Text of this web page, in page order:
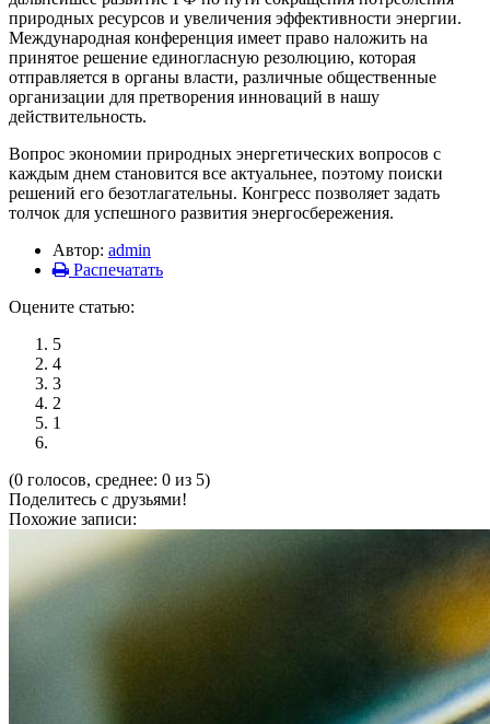
природных ресурсов и увеличения эффективности энергии.
Международная конференция имеет право наложить на
принятое решение единогласную резолюцию, которая
отправляется в органы власти, различные общественные
организации для претворения инноваций в нашу
действительность.
Вопрос экономии природных энергетических вопросов с
каждым днем становится все актуальнее, поэтому поиски
решений его безотлагательны. Конгресс позволяет задать
толчок для успешного развития энергосбережения.
Автор: admin
Распечатать
Оцените статью:
5
4
3
2
1
(0 голосов, среднее: 0 из 5)
Поделитесь с друзьями!
Похожие записи: